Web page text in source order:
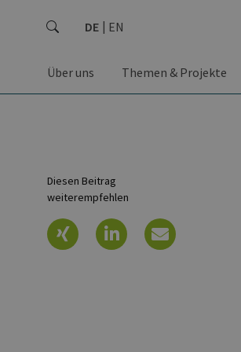
DE EN
Über uns Themen & Projekte
Diesen Beitrag
weiterempfehlen